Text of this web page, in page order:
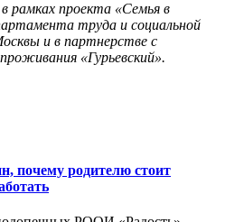
рамках проекта «Семья в
труда и социальной
и в партнерстве с
«Гурьевский».
почему родителю стоит